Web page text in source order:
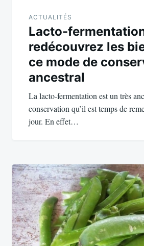
ACTUALITÉS
Lacto-
redécouvrez les
ce mode de
ancestral
La lacto-fermentation est un très
conservation qu’il est temps de
jour. En effet…